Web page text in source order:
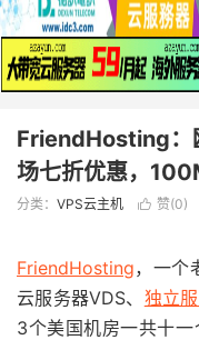
FriendHosting：
场七折优惠，
分类： VPS云主机  赞(0)
FriendHosting，一个
云服务器VDS、 独立
3个美国机房一共十